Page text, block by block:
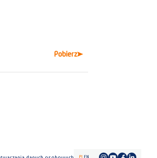
Pobierz